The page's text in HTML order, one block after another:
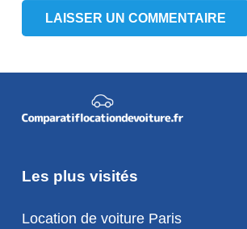
LAISSER UN COMMENTAIRE
Les plus visités
Location de voiture Paris